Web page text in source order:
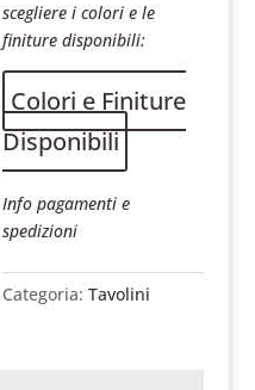
scegliere i colori e le
finiture disponibili:
Colori e Finiture
Disponibili
Info pagamenti e
spedizioni
Categoria:Tavolini